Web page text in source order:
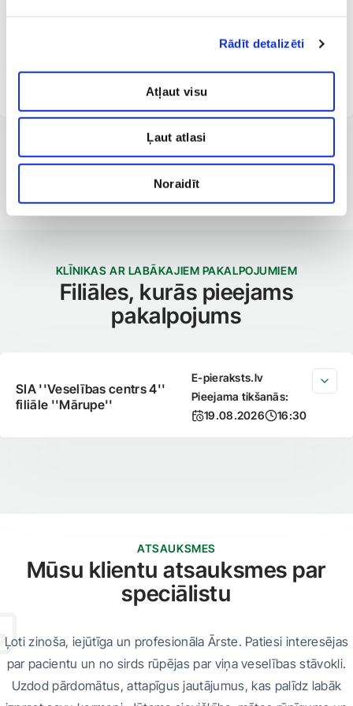
Rādīt detalizēti
Atļaut visu
Ļaut atlasi
Noraidīt
Latvijas Ginekoloģiskās endoskopijas asociācijas locekle
KLĪNIKAS AR LABĀKAJIEM PAKALPOJUMIEM
Filiāles, kurās pieejams
pakalpojums
SIA ''Veselības centrs 4''
filiāle ''Mārupe''
E-pieraksts.lv
Pieejama tikšanās:
19.08.2026
16:30
ATSAUKSMES
Mūsu klientu atsauksmes par
speciālistu
Ļoti zinoša, iejūtīga un profesionāla Ārste. Patiesi interesējas
par pacientu un no sirds rūpējas par viņa veselības stāvokli.
Uzdod pārdomātus, attapīgus jautājumus, kas palīdz labāk